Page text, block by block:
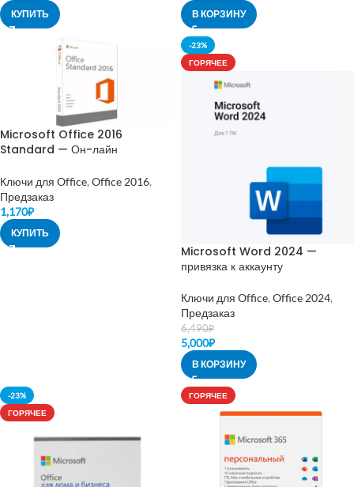
КУПИТЬ В КОРЗИНУ
Microsoft Office 2016
Standard — Он-лайн
Ключи для Office, Office 2016,
Предзаказ
1,170₽
КУПИТЬ
-23%
ГОРЯЧЕЕ
Microsoft Word 2024 —
привязка к аккаунту
Ключи для Office, Office 2024,
Предзаказ
6,490₽
5,000₽
В КОРЗИНУ
-23%
ГОРЯЧЕЕ
ГОРЯЧЕЕ